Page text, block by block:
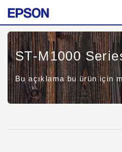
ST-M1000
Bu açıklama bu ürün için